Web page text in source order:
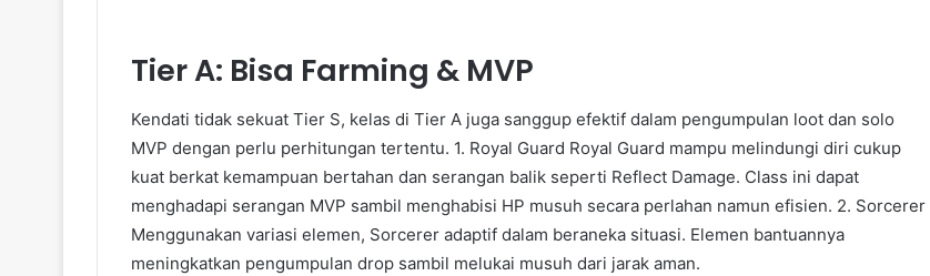
Tier A: Bisa Farming & MVP
Kendati tidak sekuat Tier S, kelas di Tier A juga sanggup efektif dalam pengumpulan loot dan solo
MVP dengan perlu perhitungan tertentu. 1. Royal Guard Royal Guard mampu melindungi diri cukup
kuat berkat kemampuan bertahan dan serangan balik seperti Reflect Damage. Class ini dapat
menghadapi serangan MVP sambil menghabisi HP musuh secara perlahan namun efisien. 2. Sorcerer
Menggunakan variasi elemen, Sorcerer adaptif dalam beraneka situasi. Elemen bantuannya
meningkatkan pengumpulan drop sambil melukai musuh dari jarak aman.